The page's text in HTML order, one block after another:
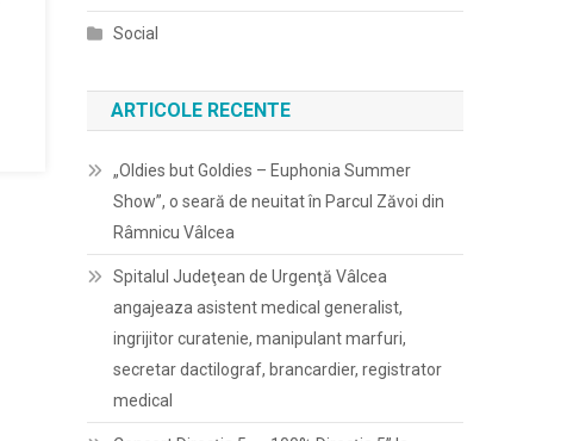
Social
ARTICOLE RECENTE
„Oldies but Goldies – Euphonia Summer
Show”, o seară de neuitat în Parcul Zăvoi din
Râmnicu Vâlcea
Spitalul Judeţean de Urgenţă Vâlcea
angajeaza asistent medical generalist,
ingrijitor curatenie, manipulant marfuri,
secretar dactilograf, brancardier, registrator
medical